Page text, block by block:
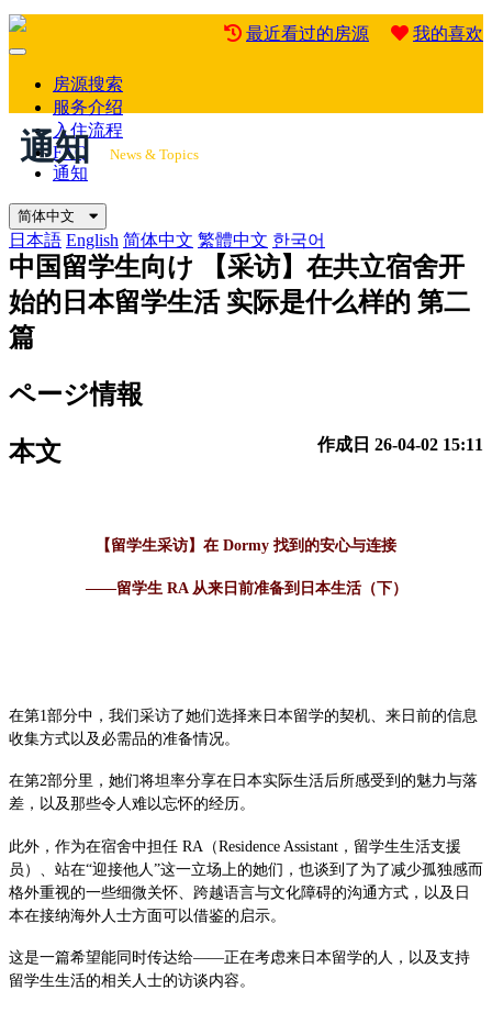
最近看过的房源 我的喜欢
Mobile
房源搜索
服务介绍
入住流程
FAQ
通知
简体中文
日本語 English 简体中文 繁體中文 한국어
通知 News & Topics
中国留学生向け
【采访】在共立宿舍开
始的日本留学生活 实际是什么样的 第二
篇
ページ情報
作成日 26-04-02 15:11
本文
【留学生采访】在 Dormy 找到的安心与连接
——留学生 RA 从来日前准备到日本生活（下）
在第1部分中，我们采访了她们选择来日本留学的契机、来日前的信息
收集方式以及必需品的准备情况。
在第2部分里，她们将坦率分享在日本实际生活后所感受到的魅力与落
差，以及那些令人难以忘怀的经历。
此外，作为在宿舍中担任 RA（Residence Assistant，留学生生活支援
员）、站在“迎接他人”这一立场上的她们，也谈到了为了减少孤独感而
格外重视的一些细微关怀、跨越语言与文化障碍的沟通方式，以及日
本在接纳海外人士方面可以借鉴的启示。
这是一篇希望能同时传达给——正在考虑来日本留学的人，以及支持
留学生生活的相关人士的访谈内容。